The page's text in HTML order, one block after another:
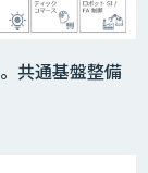
共通基盤整備